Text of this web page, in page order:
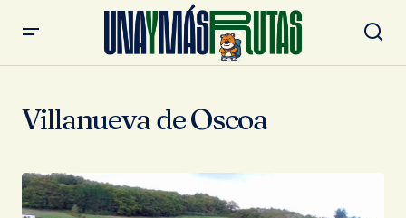
Villanueva de Oscoa